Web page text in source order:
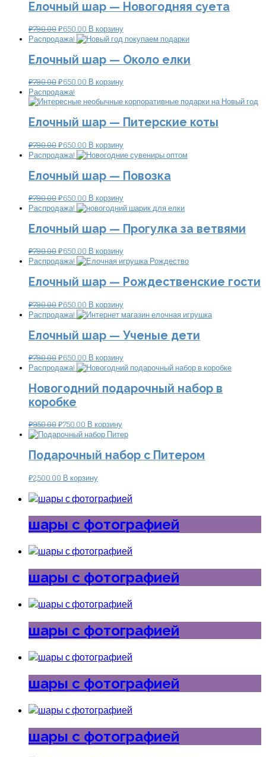
Елочный шар — Новогодняя суета
₽790.00₽650.00 В корзину
Распродажа!
Елочный шар — Около елки
₽790.00₽650.00 В корзину
Распродажа!
Елочный шар — Питерские коты
₽790.00₽650.00 В корзину
Распродажа!
Елочный шар — Повозка
₽790.00₽650.00 В корзину
Распродажа!
Елочный шар — Прогулка за ветвями
₽790.00₽650.00 В корзину
Распродажа!
Елочный шар — Рождественские гости
₽790.00₽650.00 В корзину
Распродажа!
Елочный шар — Ученые дети
₽790.00₽650.00 В корзину
Распродажа!
Новогодний подарочный набор в
коробке
₽950.00₽750.00 В корзину
Подарочный набор с Питером
₽2,500.00 В корзину
шары с фотографией
шары с фотографией
шары с фотографией
шары с фотографией
шары с фотографией